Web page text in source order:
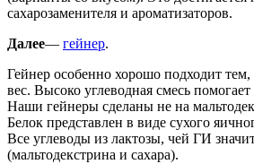
сахарозаменителя и ароматизаторов.
Далее— гейнер.
Гейнер особенно хорошо подходит тем,
вес. Высоко углеводная смесь
Наши гейнеры сделаны не на
Белок представлен в виде сухого
Все углеводы из лактозы, чей ГИ
(мальтодекстрина и сахара).